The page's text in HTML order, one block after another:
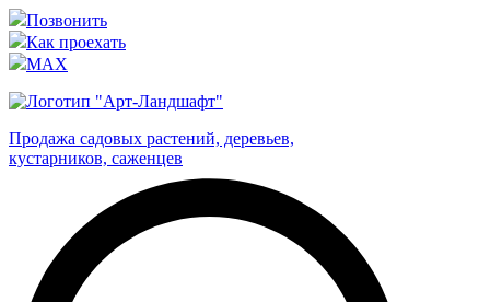
Позвонить
Как проехать
MAX
Продажа садовых растений, деревьев,
кустарников, саженцев